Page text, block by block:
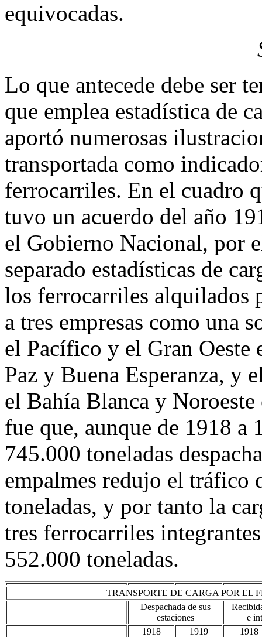
equivocadas.
Lo que antecede debe ser
que emplea estadística de
aportó numerosas
transportada como
ferrocarriles. En el cuadro
tuvo un acuerdo del año
el Gobierno Nacional, por
separado estadísticas de
los ferrocarriles alquilados
a tres empresas como una
el Pacífico y el Gran Oeste
Paz y Buena Esperanza, y
el Bahía Blanca y
fue que, aunque de 1918 a
745.000 toneladas
empalmes redujo el tráfico
toneladas, y por tanto la
tres ferrocarriles
552.000 toneladas.
TRANSPORTE DE CARGA POR EL
Despachada de sus
estaciones
e
1918
1919
1918